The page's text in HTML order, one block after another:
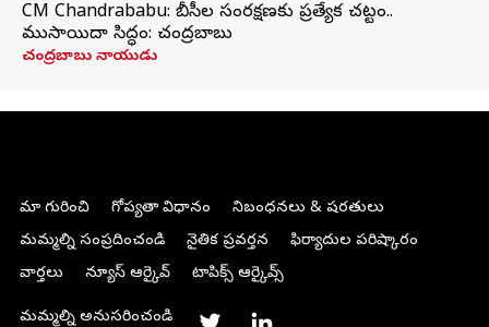
CM Chandrababu: బీసీల సంరక్షణకు ప్రత్యేక చట్టం..
ముసాయిదా సిద్ధం: చంద్రబాబు
చంద్రబాబు నాయుడు
మా గురించి గోప్యతా విధానం
నిబంధనలు & షరతులు
మమ్మల్ని సంప్రదించండి
నైతిక ప్రవర్తన
ఫిర్యాదుల పరిష్కారం
వార్తలు
న్యూస్ ఆర్కైవ్ టాపిక్స్ ఆర్కైవ్స్
మమ్మల్ని అనుసరించండి